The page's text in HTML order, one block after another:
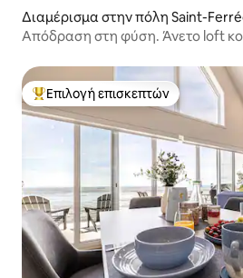
Διαμέρισμα στην πόλη Saint-
es
Απόδραση στη φύση. Άνετο loft
Κορυφαία επιλογή επισκεπτών
Επιλογή επισκεπτών